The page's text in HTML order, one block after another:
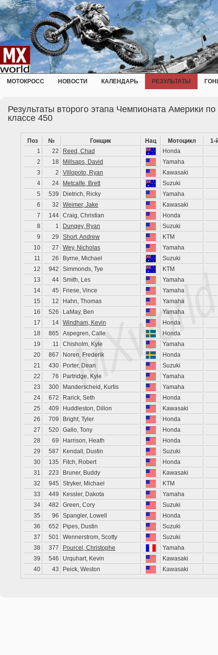
МОТОКРОСС НОВОСТИ КАЛЕНДАРЬ РЕЗУЛЬТАТЫ
Результаты второго этапа Чемпионата Америки
классе 450
Поз № Гонщик Нац Мотоцикл
1-
1
22 Reed, Chad
Honda
2
18 Millsaps, David
Yamaha
3
2 Villopoto, Ryan
Kawasaki
4
24 Metcalfe, Brett
Suzuki
5
539 Dietrich, Ricky
Yamaha
6
32 Weimer, Jake
Kawasaki
7
144 Craig, Christian
Honda
8
1 Dungey, Ryan
Suzuki
9
29 Short, Andrew
KTM
10
27 Wey, Nicholas
Yamaha
11
26 Byrne, Michael
Suzuki
12
942 Simmonds, Tye
KTM
13
44 Smith, Les
Yamaha
14
45 Friese, Vince
Yamaha
15
12 Hahn, Thomas
Yamaha
16
526 LaMay, Ben
Yamaha
17
14 Windham, Kevin
Honda
18
865 Aspegren, Calle
Honda
19
11 Chisholm, Kyle
Yamaha
20
867 Noren, Frederik
Honda
21
430 Porter, Dean
Suzuki
22
76 Partridge, Kyle
Yamaha
23
300 Manderscheid, Kurtis
Yamaha
24
672 Rarick, Seth
Honda
25
409 Huddleston, Dillon
Kawasaki
26
709 Bright, Tyler
Honda
27
520 Gallo, Tony
Honda
28
69 Harrison, Heath
Honda
29
587 Kendall, Dustin
Suzuki
30
135 Fitch, Robert
Honda
31
223 Bruner, Buddy
Kawasaki
32
945 Stryker, Michael
KTM
33
449 Kessler, Dakota
Yamaha
34
482 Green, Cory
Suzuki
35
96 Spangler, Lowell
Honda
36
652 Pipes, Dustin
Suzuki
37
501 Wennerstrom, Scotty
Suzuki
38
377 Pourcel, Christophe
Yamaha
39
546 Urquhart, Kevin
Kawasaki
40
43 Peick, Weston Kawasaki